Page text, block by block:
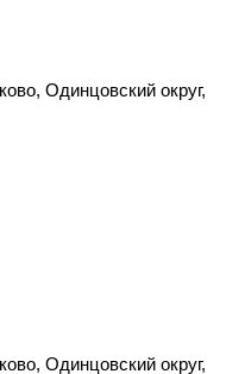
Одинцовский округ,
Одинцовский округ,